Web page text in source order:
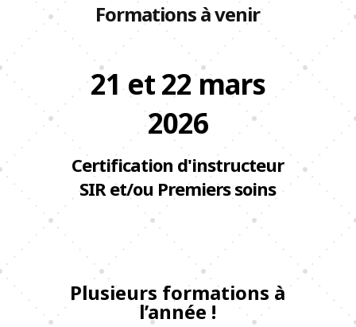
Formations à venir
21 et 22 mars
2026
Certification d'instructeur
SIR et/ou Premiers soins
Plusieurs formations à
l’année !